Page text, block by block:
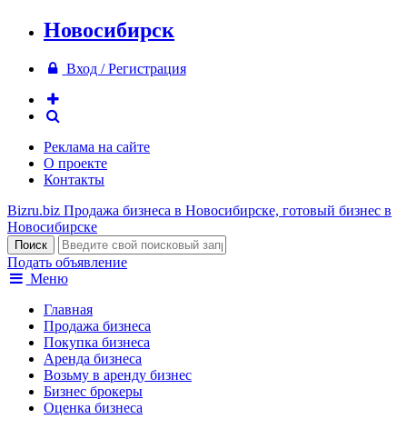
Новосибирск
Вход / Регистрация
Реклама на сайте
О проекте
Контакты
Bizru.biz Продажа бизнеса в Новосибирске, готовый бизнес в
Новосибирске
Подать объявление
Меню
Главная
Продажа бизнеса
Покупка бизнеса
Аренда бизнеса
Возьму в аренду бизнес
Бизнес брокеры
Оценка бизнеса